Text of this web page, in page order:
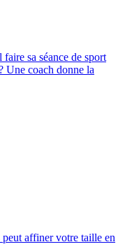
sa séance de sport
Une coach donne la
peut affiner votre taille en